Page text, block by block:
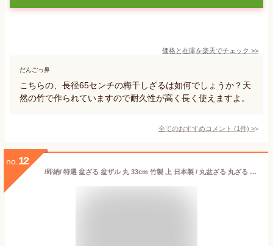
価格と在庫を楽天でチェック >>
だんごっ鼻
こちらの、長径65センチの梅干しざるは如何でしょうか？天
然の竹で作られていますので耐久性が高く長く使えますよ。
全てのおすすめコメント (1件) >
no. 12
/即納/ 特選 盆ざる 盆ザル 丸 33cm 竹製 上 日本製 / 丸盆ざる 丸ざる 竹ざる 水切りザル 国産 美白籐 /